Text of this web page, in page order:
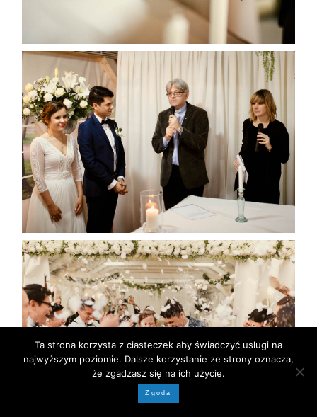
Ta strona korzysta z ciasteczek aby świadczyć usługi na
najwyższym poziomie. Dalsze korzystanie ze strony oznacza,
że zgadzasz się na ich użycie.
Zgoda